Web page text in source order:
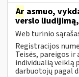
Ar asmuo,
verslo
Web turinio
Registracijos
Teisės, pareigos
individualią veiklą
darbuotojų pagal